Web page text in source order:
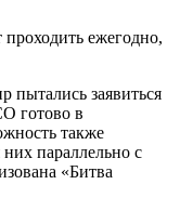
ежегодно,
пытались заявиться
готово в
также
параллельно с
«Битва